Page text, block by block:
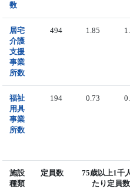
数
居宅
介護
支援
事業
所数
494 1.85
福祉
用具
事業
所数
194 0.73
施設
種類
定員数
75歳以上1千
たり定員数